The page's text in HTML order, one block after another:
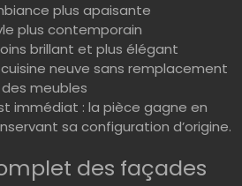
plus apaisante
plus contemporain
brillant et plus élégant
neuve sans remplacement
des meubles
immédiat : la pièce gagne en
sa configuration d’origine.
des façades